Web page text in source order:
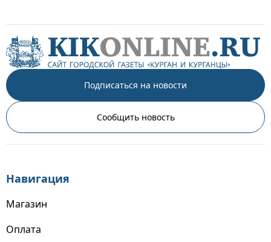
Подписаться на новости
Сообщить новость
Навигация
Магазин
Оплата